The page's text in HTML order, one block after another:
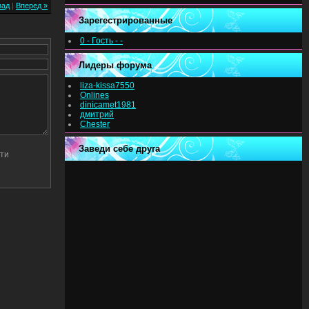
| Вперед »
Зарегестрированные
0 - Гость - -
Лидеры форума
liza-kissa7550
Onlines
dinicamet1981
дмитрий
Chester
Заведи себе друга